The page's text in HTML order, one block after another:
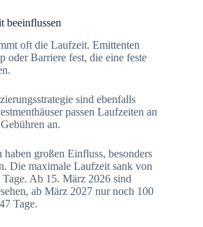
beeinflussen
oft die Laufzeit. Emittenten
oder Barriere fest, die eine feste
sind ebenfalls
passen Laufzeiten an
an.
großen Einfluss, besonders
Die maximale Laufzeit sank von
Ab 15. März 2026 sind
ab März 2027 nur noch 100
Tage.